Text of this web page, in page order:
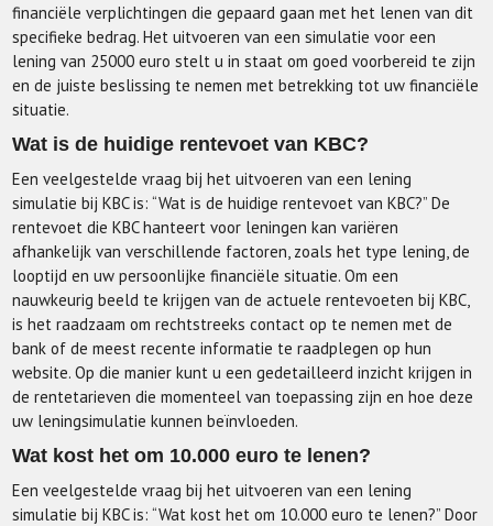
financiële verplichtingen die gepaard gaan met het lenen van dit
specifieke bedrag. Het uitvoeren van een simulatie voor een
lening van 25000 euro stelt u in staat om goed voorbereid te zijn
en de juiste beslissing te nemen met betrekking tot uw financiële
situatie.
Wat is de huidige rentevoet van KBC?
Een veelgestelde vraag bij het uitvoeren van een lening
simulatie bij KBC is: “Wat is de huidige rentevoet van KBC?” De
rentevoet die KBC hanteert voor leningen kan variëren
afhankelijk van verschillende factoren, zoals het type lening, de
looptijd en uw persoonlijke financiële situatie. Om een
nauwkeurig beeld te krijgen van de actuele rentevoeten bij KBC,
is het raadzaam om rechtstreeks contact op te nemen met de
bank of de meest recente informatie te raadplegen op hun
website. Op die manier kunt u een gedetailleerd inzicht krijgen in
de rentetarieven die momenteel van toepassing zijn en hoe deze
uw leningsimulatie kunnen beïnvloeden.
Wat kost het om 10.000 euro te lenen?
Een veelgestelde vraag bij het uitvoeren van een lening
simulatie bij KBC is: “Wat kost het om 10.000 euro te lenen?” Door